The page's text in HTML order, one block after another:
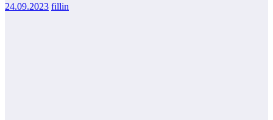
24.09.2023 fillin